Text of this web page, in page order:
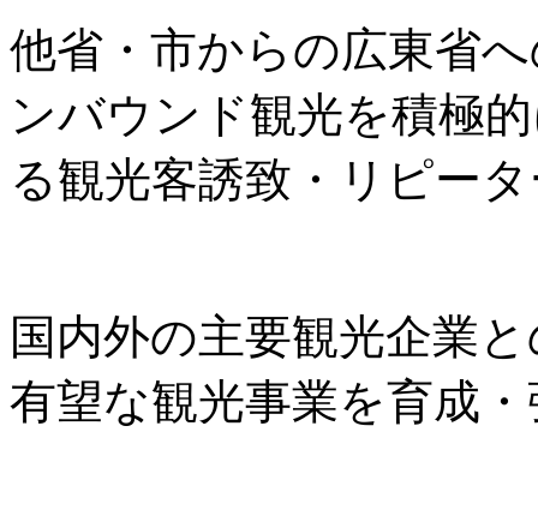
他省・市からの広東省
ンバウンド観光を積極
る観光客誘致・リピー
国内外の主要観光企業
有望な観光事業を育成